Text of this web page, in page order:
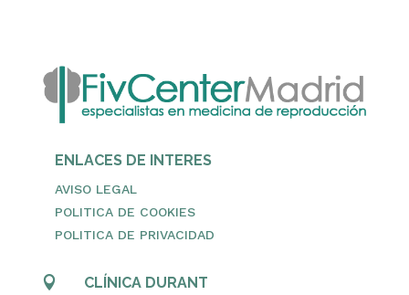
ENLACES DE INTERES
AVISO LEGAL
POLITICA DE COOKIES
POLITICA DE PRIVACIDAD
 CLÍNICA DURANT